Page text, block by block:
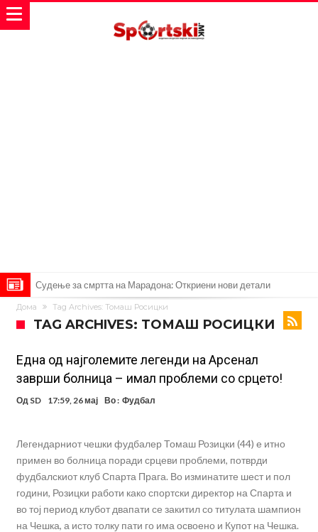
Судење за смртта на Марадона: Откриени нови детали
Англиски репрезентативец обвинет за напад во ноќен клуб – ќе
Дилеми повеќе нема: Познато е кога Родри ќе стане новиот
фудбалер на Барселона
Ливерпул и Арсенал влегуваат во „војна“ поради фудбалер
вреден 69 милиони евра!
Кој го убеди Родри да ја избере Барселона?
Инфантино го возвраќа ударот, кој сè досега го поддржал?
паричникот – ќе има уште засилувања!
После распродажба, време е Њукасл да ја отвори касата, дали
има 100.000.000 евра за да ги задоволи Германците?
Ова што се случи на другиот крај од планетата најдобро покажува
кој е и што е Лука Модриќ
Дома Tag Archives: Томаш Росицки
TAG ARCHIVES: ТОМАШ РОСИЦКИ
Една од најголемите легенди на Арсенал
заврши болница – имал проблеми со срцето!
Од SD 17:59, 26 мај Во : Фудбал
Легендарниот чешки фудбалер Томаш Розицки (44) е итно
примен во болница поради срцеви проблеми, потврди
фудбалскиот клуб Спарта Прага. Во изминатите шест и пол
години, Розицки работи како спортски директор на Спарта и
во тој период клубот двапати се закитил со титулата шампион
на Чешка, а исто толку пати го има освоено и Купот на Чешка.